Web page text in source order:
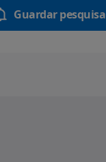
Guardar pesquisa